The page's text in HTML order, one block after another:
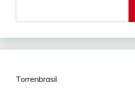
Torrenbrasil